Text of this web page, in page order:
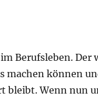
Berufsleben.
machen können
Wenn nun